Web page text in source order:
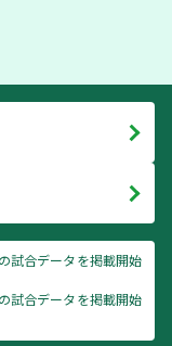
試合データを掲載開始
試合データを掲載開始